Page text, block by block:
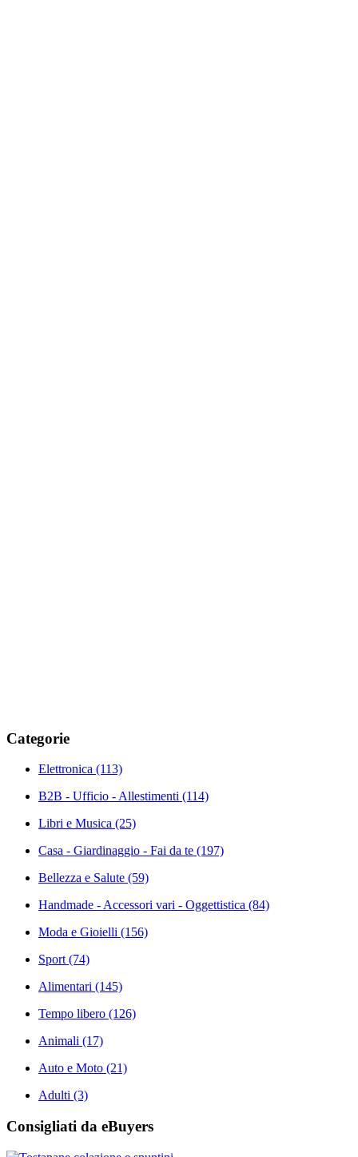
Categorie
Elettronica (113)
B2B - Ufficio - Allestimenti (114)
Libri e Musica (25)
Casa - Giardinaggio - Fai da te (197)
Bellezza e Salute (59)
Handmade - Accessori vari - Oggettistica (84)
Moda e Gioielli (156)
Sport (74)
Alimentari (145)
Tempo libero (126)
Animali (17)
Auto e Moto (21)
Adulti (3)
Consigliati da eBuyers